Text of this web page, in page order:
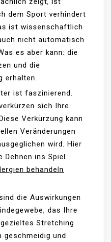
dem Sport verhindert
ist wissenschaftlich
nicht automatisch
es aber kann: die
und die
erhalten.
ist faszinierend.
sich Ihre
Verkürzung kann
Veränderungen
wird. Hier
ins Spiel.
behandeln
die Auswirkungen
das Ihre
Stretching
geschmeidig und